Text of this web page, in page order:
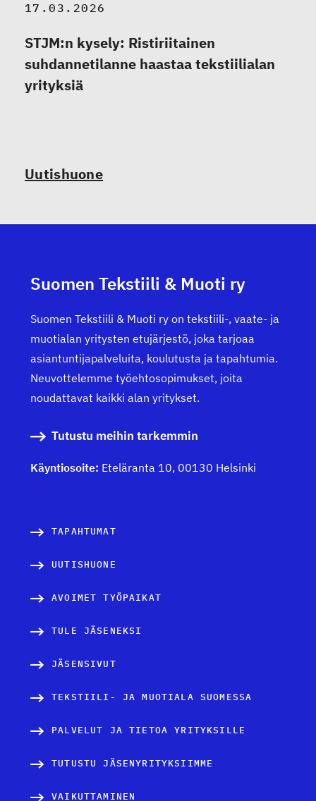
17.03.2026
STJM:n kysely: Ristiriitainen
suhdannetilanne haastaa tekstiilialan
yrityksiä
Uutishuone
Suomen Tekstiili & Muoti ry
Suomen Tekstiili & Muoti ry on tekstiili-, vaate- ja
muotialan yritysten etujärjestö, joka tarjoaa
asiantuntijapalveluita, koulutusta ja tapahtumia.
Neuvottelemme työehtosopimukset, joita
noudattavat kaikki alan yritykset.
Tutustu meihin tarkemmin
Käyntiosoite: Eteläranta 10, 00130 Helsinki
TAPAHTUMAT
UUTISHUONE
AVOIMET TYÖPAIKAT
TULE JÄSENEKSI
JÄSENSIVUT
TEKSTIILI- JA MUOTIALA SUOMESSA
PALVELUT JA TIETOA YRITYKSILLE
TUTUSTU JÄSENYRITYKSIIMME
VAIKUTTAMINEN